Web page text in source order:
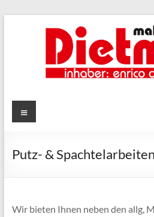
Menü
Putz- & Spachtelarbeiten
Wir bieten Ihnen neben den allg,